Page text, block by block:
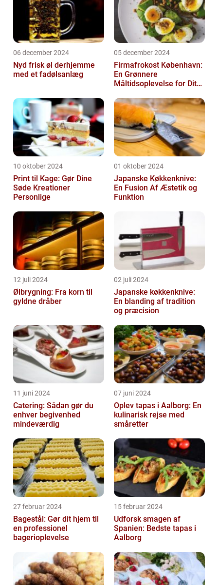
06 december 2024
Nyd frisk øl derhjemme
med et fadølsanlæg
05 december 2024
Firmafrokost København:
En Grønnere
Måltidsoplevelse for Dit
10 oktober 2024
Print til Kage: Gør Dine
Søde Kreationer
Personlige
01 oktober 2024
Japanske Køkkenknive:
En Fusion Af Æstetik og
Funktion
12 juli 2024
Ølbrygning: Fra korn til
gyldne dråber
02 juli 2024
Japanske køkkenknive:
En blanding af tradition
og præcision
11 juni 2024
Catering: Sådan gør du
enhver begivenhed
mindeværdig
07 juni 2024
Oplev tapas i Aalborg: En
kulinarisk rejse med
småretter
27 februar 2024
Bagestål: Gør dit hjem til
en professionel
bagerioplevelse
15 februar 2024
Udforsk smagen af
Spanien: Bedste tapas i
Aalborg